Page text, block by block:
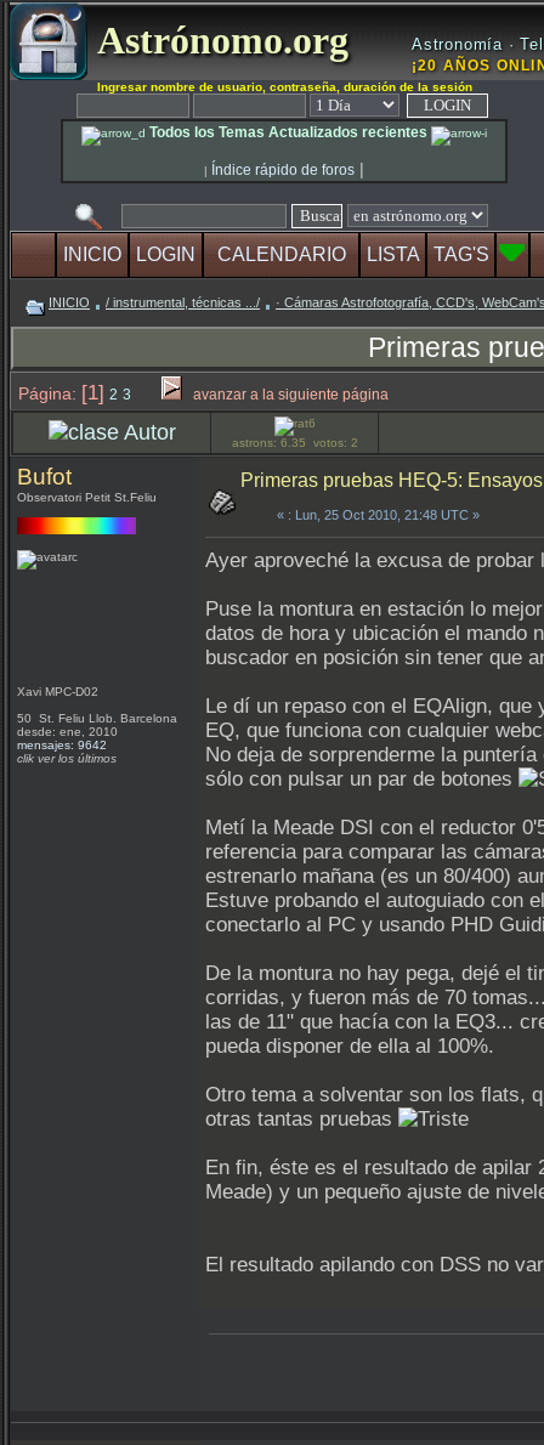
Astrónomo.org Astronomía ·
¡20 AÑOS
Ingresar nombre de usuario, contraseña, duración de la sesión
Todos los Temas Actualizados recientes
| Índice rápido de foros |
INICIO LOGIN CALENDARIO LISTA TAG'S
INICIO / instrumental, técnicas .../ · Cámaras Astrofotografía, CCD's,
Primeras
Página: [1] 2 3 avanzar a la siguiente página
Autor astrons: 6.35 votos: 2
Bufot
Observatori Petit St.Feliu
Xavi MPC-D02
50 St. Feliu Llob. Barcelona
desde: ene, 2010
mensajes: 9642
clik ver los últimos
Primeras pruebas HEQ-5:
« : Lun, 25 Oct 2010, 21:48 UTC »
Ayer aproveché la excusa de
Puse la montura en estación lo
datos de hora y ubicación el mando
buscador en posición sin tener que
Le dí un repaso con el EQAlign,
EQ, que funciona con cualquier
No deja de sorprenderme la
sólo con pulsar un par de botones
Metí la Meade DSI con el reductor
referencia para comparar las
estrenarlo mañana (es un 80/400)
Estuve probando el autoguiado con
conectarlo al PC y usando PHD
De la montura no hay pega, dejé el
corridas, y fueron más de 70
las de 11" que hacía con la EQ3...
pueda disponer de ella al 100%.
Otro tema a solventar son los flats,
otras tantas pruebas
En fin, éste es el resultado de apilar
Meade) y un pequeño ajuste de
El resultado apilando con DSS no